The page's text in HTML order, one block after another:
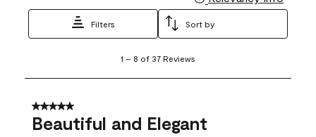
Filters Sort by
8
37
Reviews
1 – 8 of 37 Reviews
5 out of 5 stars.
Beautiful and Elegant